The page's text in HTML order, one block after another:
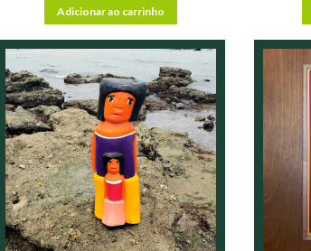
Adicionar ao carrinho